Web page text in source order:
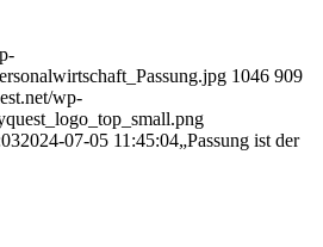
1046 909
wp-
2024-07-05 11:45:04„Passung ist der